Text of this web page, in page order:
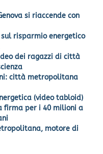
si riaccende con
sul risparmio energetico
dei ragazzi di città
città metropolitana
(video tabloid)
firma per i 40 milioni a
motore di